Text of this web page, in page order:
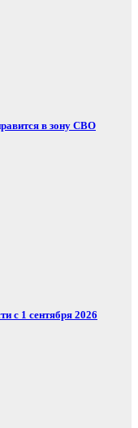
в зону СВО
с 1 сентября 2026